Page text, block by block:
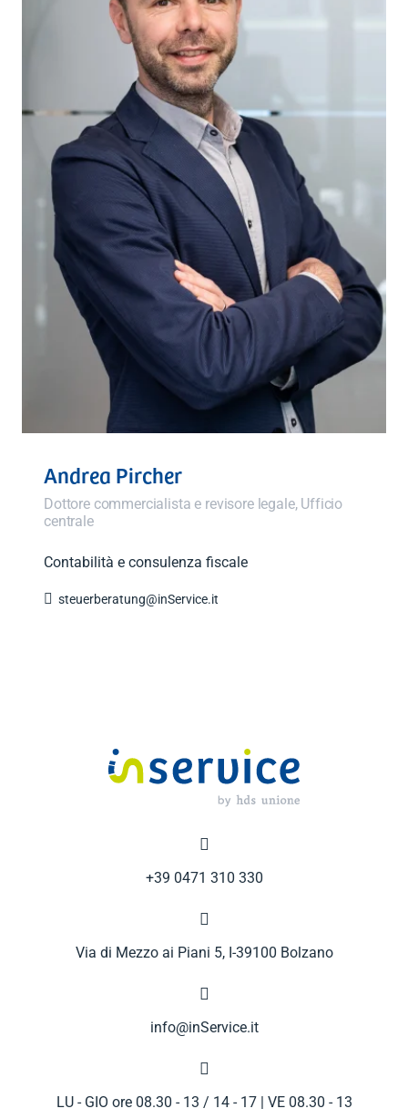
Andrea Pircher
Dottore commercialista e revisore legale, Ufficio
centrale
Contabilità e consulenza fiscale
 steuerberatung@inService.it

+39 0471 310 330

Via di Mezzo ai Piani 5, I-39100 Bolzano

info@inService.it

LU - GIO ore 08.30 - 13 / 14 - 17 | VE 08.30 - 13